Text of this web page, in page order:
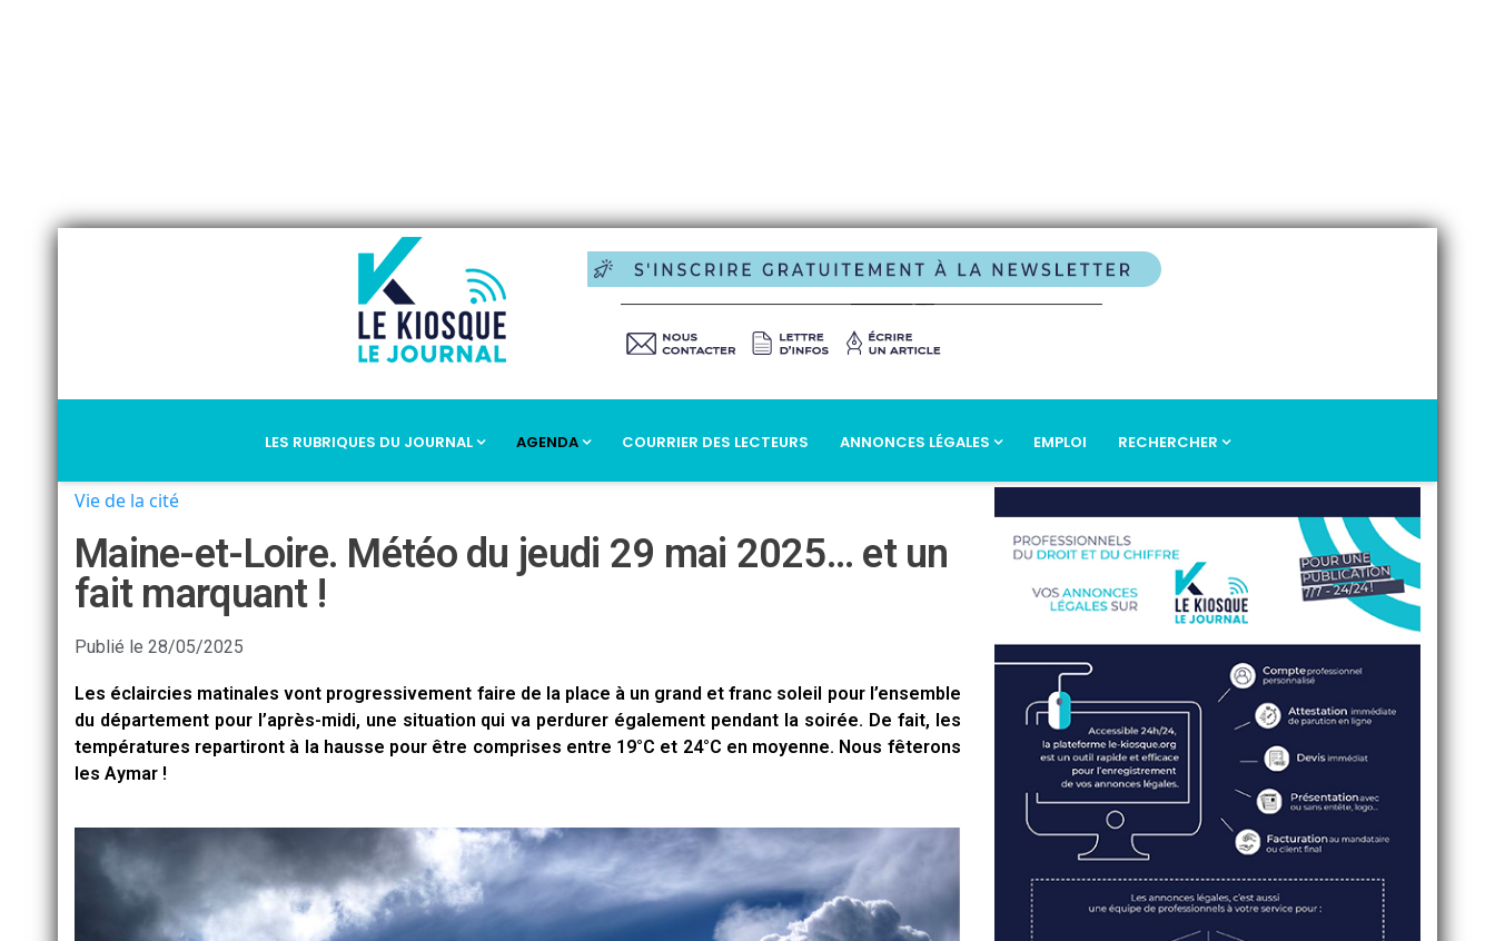
LES RUBRIQUES DU JOURNAL AGENDA COURRIER DES LECTEURS ANNONCES LÉGALES EMPLOI RECHERCHER
Vie de la cité
Maine-et-Loire. Météo du jeudi 29 mai 2025… et un
fait marquant !
Publié le 28/05/2025
Les éclaircies matinales vont progressivement faire de la place à un grand et franc soleil pour l’ensemble
du département pour l’après-midi, une situation qui va perdurer également pendant la soirée. De fait, les
températures repartiront à la hausse pour être comprises entre 19°C et 24°C en moyenne. Nous fêterons
les Aymar !